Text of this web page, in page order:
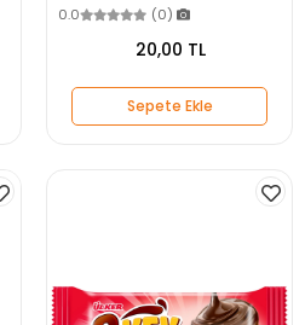
0.0 (0)
20,00 TL
Sepete Ekle